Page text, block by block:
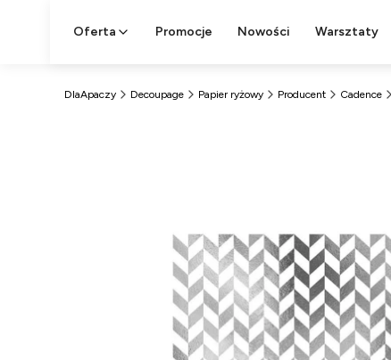
Oferta Promocje Nowości Warsztaty
DlaApaczy Decoupage Papier ryżowy Producent Cadence